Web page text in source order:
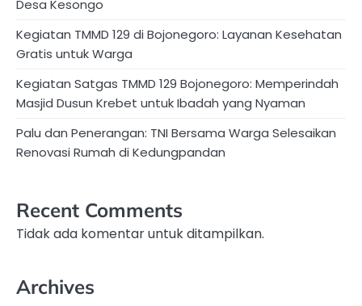
Desa Kesongo
Kegiatan TMMD 129 di Bojonegoro: Layanan Kesehatan
Gratis untuk Warga
Kegiatan Satgas TMMD 129 Bojonegoro: Memperindah
Masjid Dusun Krebet untuk Ibadah yang Nyaman
Palu dan Penerangan: TNI Bersama Warga Selesaikan
Renovasi Rumah di Kedungpandan
Recent Comments
Tidak ada komentar untuk ditampilkan.
Archives